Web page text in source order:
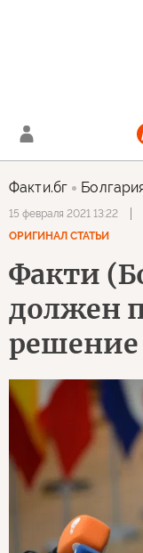
Факти.бг
15 февраля 2021 13:22
ОРИГИНАЛ СТАТЬИ
Факти
должен
решение